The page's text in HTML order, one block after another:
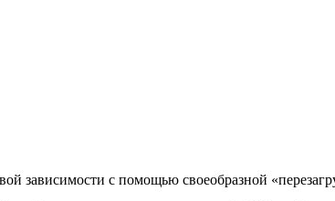
зависимости с помощью своеобразной